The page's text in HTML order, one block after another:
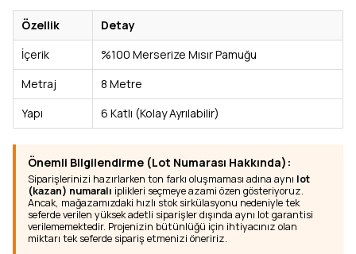
Özellik
Detay
İçerik
%100 Merserize Mısır Pamuğu
Metraj
8 Metre
Yapı
6 Katlı (Kolay Ayrılabilir)
Önemli Bilgilendirme (Lot Numarası Hakkında):
Siparişlerinizi hazırlarken ton farkı oluşmaması adına aynı lot
(kazan) numaralı iplikleri seçmeye azami özen gösteriyoruz.
Ancak, mağazamızdaki hızlı stok sirkülasyonu nedeniyle tek
seferde verilen yüksek adetli siparişler dışında aynı lot garantisi
verilememektedir. Projenizin bütünlüğü için ihtiyacınız olan
miktarı tek seferde sipariş etmenizi öneririz.